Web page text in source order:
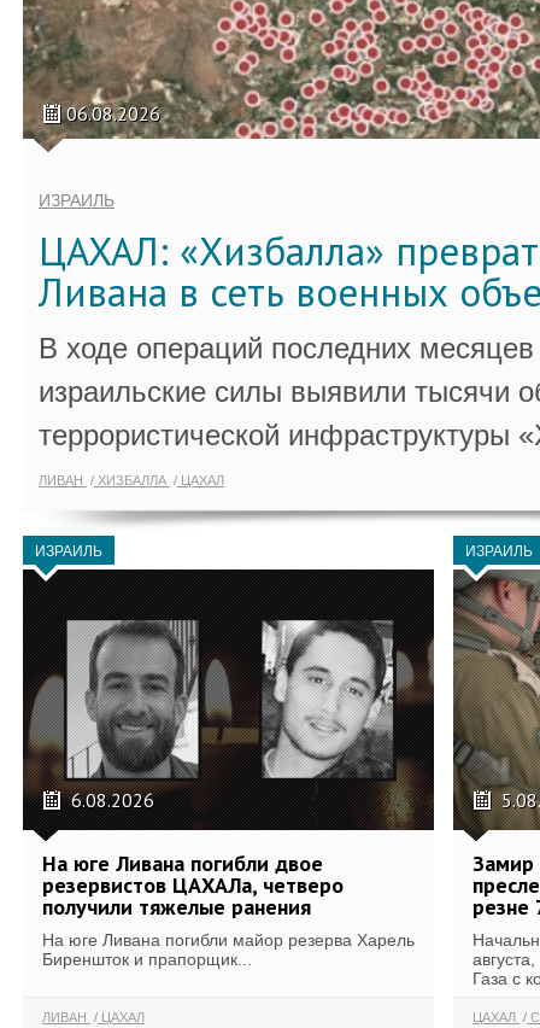
06.08.2026
ИЗРАИЛЬ
ЦАХАЛ: «Хизбалла»
Ливана в сеть военных
В ходе операций последних
израильские силы выявили тысячи
террористической инфраструктуры
ЛИВАН ХИЗБАЛЛА ЦАХАЛ
ИЗРАИЛЬ
6.08.2026
На юге Ливана погибли двое
резервистов ЦАХАЛа, четверо
получили тяжелые ранения
На юге Ливана погибли майор резерва Харель
Биреншток и прапорщик...
ЛИВАН ЦАХАЛ
ИЗРАИЛЬ
Замир
резне
Газа с
ЦАХАЛ